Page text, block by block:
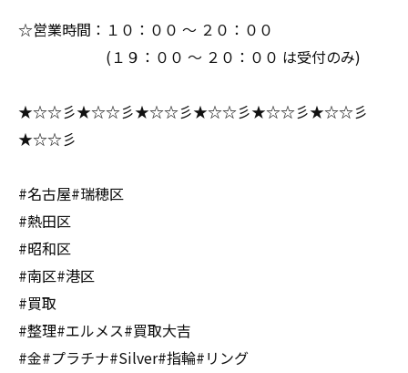
☆営業時間：１０：００ ～ ２０：００
(１９：００ ～ ２０：００ は受付のみ)
★☆☆彡★☆☆彡★☆☆彡★☆☆彡★☆☆彡★☆☆彡
★☆☆彡
#名古屋#瑞穂区
#熱田区
#昭和区
#南区#港区
#買取
#整理#エルメス#買取大吉
#金#プラチナ#Silver#指輪#リング